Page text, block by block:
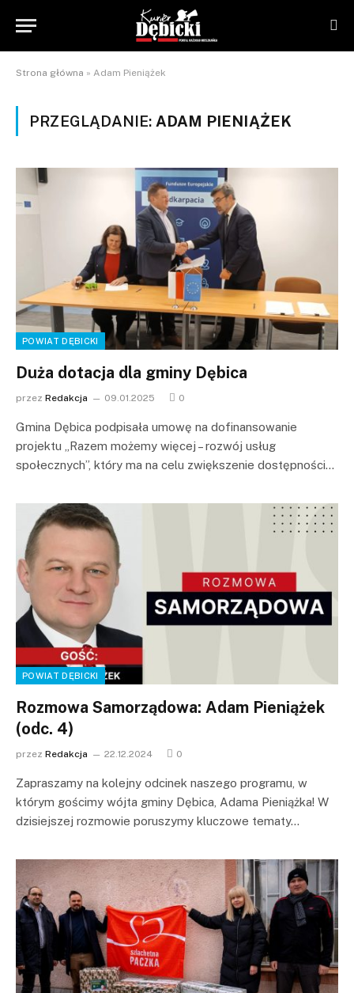
Strona główna » Adam Pieniążek
PRZEGLĄDANIE: ADAM PIENIĄŻEK
POWIAT DĘBICKI
Duża dotacja dla gminy Dębica
przez Redakcja 09.01.2025 0
Gmina Dębica podpisała umowę na dofinansowanie
projektu „Razem możemy więcej – rozwój usług
społecznych”, który ma na celu zwiększenie dostępności…
POWIAT DĘBICKI
Rozmowa Samorządowa: Adam Pieniążek
(odc. 4)
przez Redakcja 22.12.2024 0
Zapraszamy na kolejny odcinek naszego programu, w
którym gościmy wójta gminy Dębica, Adama Pieniążka! W
dzisiejszej rozmowie poruszymy kluczowe tematy…